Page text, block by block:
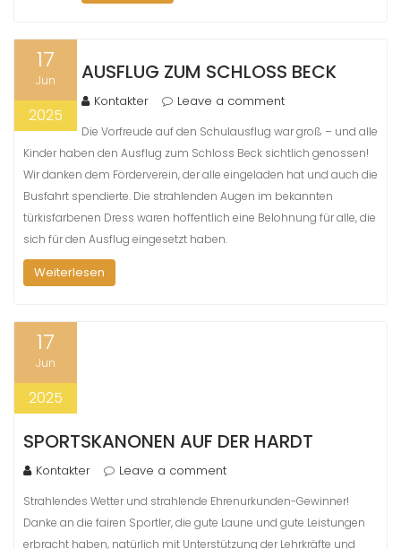
17
Jun
2025
AUSFLUG ZUM SCHLOSS BECK
Kontakter Leave a comment
Die Vorfreude auf den Schulausflug war groß – und alle
Kinder haben den Ausflug zum Schloss Beck sichtlich genossen!
Wir danken dem Förderverein, der alle eingeladen hat und auch die
Busfahrt spendierte. Die strahlenden Augen im bekannten
türkisfarbenen Dress waren hoffentlich eine Belohnung für alle, die
sich für den Ausflug eingesetzt haben.
Weiterlesen
17
Jun
2025
SPORTSKANONEN AUF DER HARDT
Kontakter Leave a comment
Strahlendes Wetter und strahlende Ehrenurkunden-Gewinner!
Danke an die fairen Sportler, die gute Laune und gute Leistungen
erbracht haben, natürlich mit Unterstützung der Lehrkräfte und